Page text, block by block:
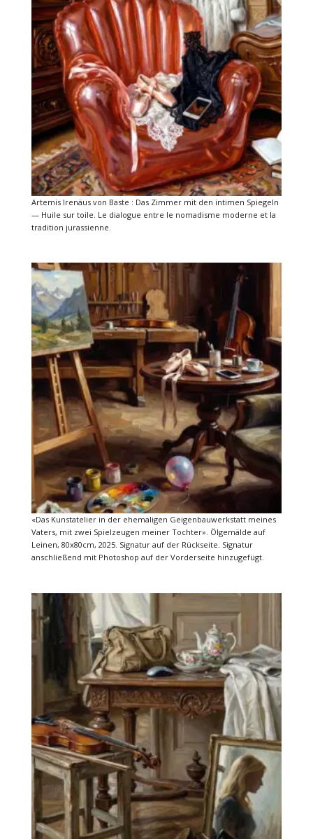
Artemis Irenäus von Baste : Das Zimmer mit den intimen Spiegeln
— Huile sur toile. Le dialogue entre le nomadisme moderne et la
tradition jurassienne.
«Das Kunstatelier in der ehemaligen Geigenbauwerkstatt meines
Vaters, mit zwei Spielzeugen meiner Tochter». Ölgemälde auf
Leinen, 80x80cm, 2025. Signatur auf der Rückseite. Signatur
anschließend mit Photoshop auf der Vorderseite hinzugefügt.